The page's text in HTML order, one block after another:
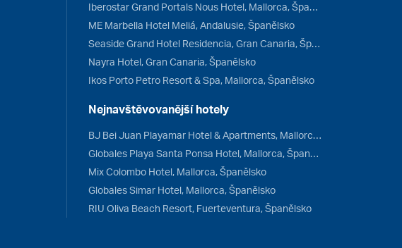
Iberostar Grand Portals Nous Hotel, Mallorca, Španělsko
ME Marbella Hotel Meliá, Andalusie, Španělsko
Seaside Grand Hotel Residencia, Gran Canaria, Španělsko
Nayra Hotel, Gran Canaria, Španělsko
Ikos Porto Petro Resort & Spa, Mallorca, Španělsko
Nejnavštěvovanější hotely
BJ Bei Juan Playamar Hotel & Apartments, Mallorca, Španělsko
Globales Playa Santa Ponsa Hotel, Mallorca, Španělsko
Mix Colombo Hotel, Mallorca, Španělsko
Globales Simar Hotel, Mallorca, Španělsko
RIU Oliva Beach Resort, Fuerteventura, Španělsko